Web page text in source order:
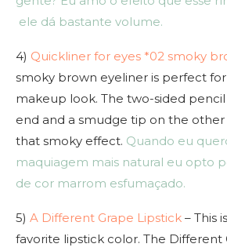
ele dá bastante volume.
4) Quickliner for eyes *02 smoky
smoky brown eyeliner is perfect
makeup look. The two-sided
end and a smudge tip on the
that smoky effect. Quando eu
maquiagem mais natural eu opto
de cor marrom esfumaçado.
5) A Different Grape Lipstick – This
favorite lipstick color. The Different